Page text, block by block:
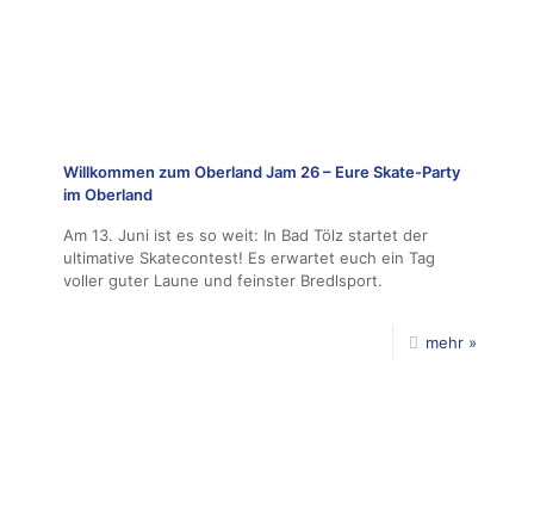
Willkommen zum Oberland Jam 26 – Eure Skate-Party
im Oberland
Am 13. Juni ist es so weit: In Bad Tölz startet der
ultimative Skatecontest! Es erwartet euch ein Tag
voller guter Laune und feinster Bredlsport.
mehr »